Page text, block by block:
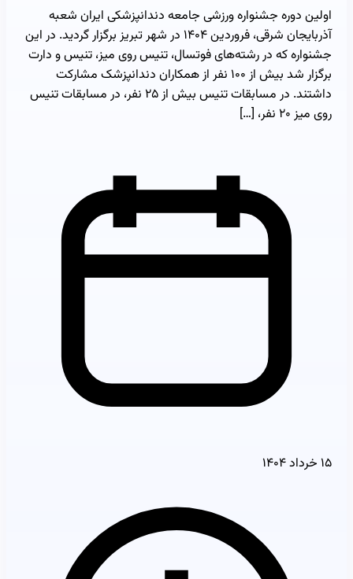
اولین دوره جشنواره ورزشی جامعه دندانپزشکی ایران شعبه
آذربایجان شرقی، فروردین ۱۴۰۴ در شهر تبریز برگزار گردید. در این
جشنواره که در رشته‌های فوتسال، تنیس روی میز، تنیس و دارت
برگزار شد بیش از ۱۰۰ نفر از همکاران دندانپزشک مشارکت
داشتند. در مسابقات تنیس بیش از ۲۵ نفر، در مسابقات تنیس
روی میز ۲۰ نفر، […]
۱۵ خرداد ۱۴۰۴